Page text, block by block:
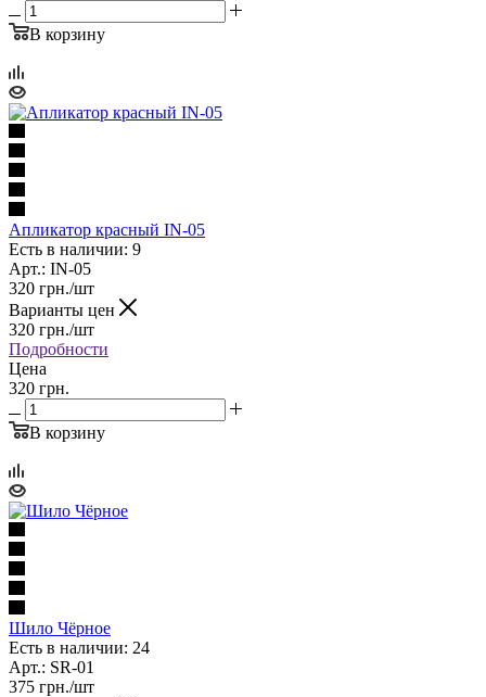
В корзину
Апликатор красный IN-05
Есть в наличии: 9
Арт.: IN-05
320 грн./шт
Варианты цен
320 грн./шт
Подробности
Цена
320 грн.
В корзину
Шило Чёрное
Есть в наличии: 24
Арт.: SR-01
375 грн./шт